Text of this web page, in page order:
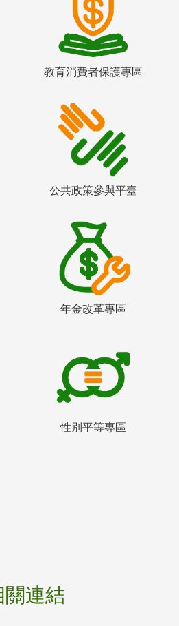
教育消費者保護專區
公共政策參與平臺
年金改革專區
性別平等專區
關連結